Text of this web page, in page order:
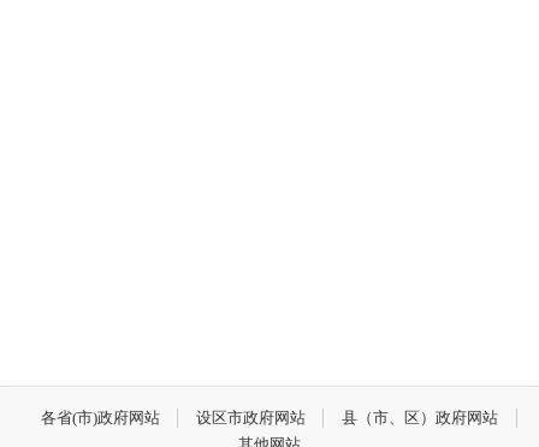
各省(市)政府网站 设区市政府网站
县（市、区）政府网站